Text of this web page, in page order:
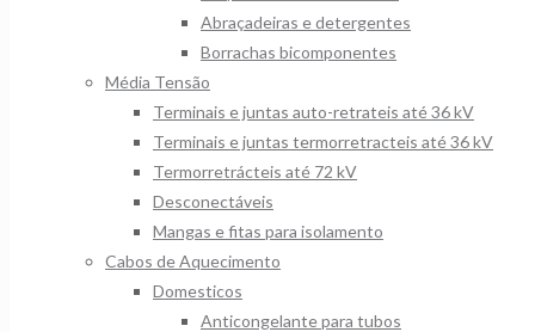
Abraçadeiras e detergentes
Borrachas bicomponentes
Média Tensão
Terminais e juntas auto-retrateis até 36 kV
Terminais e juntas termorretracteis até 36 kV
Termorretrácteis até 72 kV
Desconectáveis
Mangas e fitas para isolamento
Cabos de Aquecimento
Domesticos
Anticongelante para tubos